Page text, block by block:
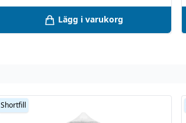
Lägg i varukorg
Shortfill